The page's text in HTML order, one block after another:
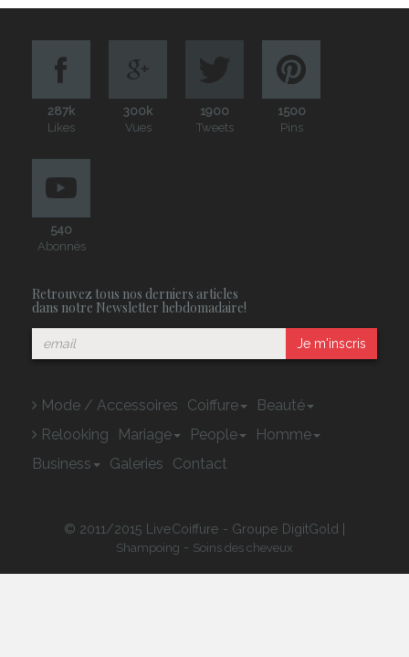
287k
Likes
300k
Vues
1900
Tweets
1500
Pins
540
Abonnés
Retrouvez tous nos derniers articles
dans notre Newsletter hebdomadaire!
Je m'inscris
Mode / Accessoires Coiffure
Beauté
Relooking
Mariage People
Homme
Business
Galeries Contact
© 2011/2015 LiveCoiffure - Groupe DigitGold |
Shampoing - Soins des cheveux